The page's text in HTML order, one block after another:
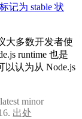
标记为 stable 状
大多数开发者使
runtime 也是
以认为从 Node.js
minor
出处